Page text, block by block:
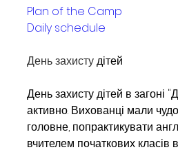
Plan of the Camp
Daily schedule
День захистудітей
День захисту дітей в загоні
активно. Вихованці мали
головне, попрактикувати
вчителем початкових класів